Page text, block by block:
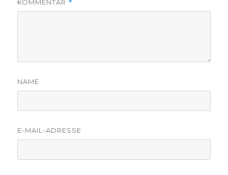
KOMMENTAR *
NAME
E-MAIL-ADRESSE